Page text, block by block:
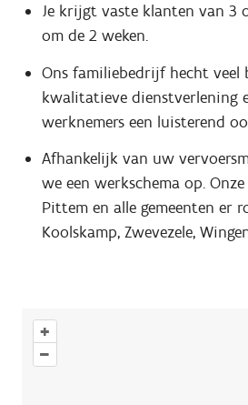
Je krijgt vaste klanten van 3
om de 2 weken.
Ons familiebedrijf hecht veel
kwalitatieve dienstverlening
werknemers een luisterend
Afhankelijk van uw
we een werkschema op.
Pittem en alle gemeenten er
Koolskamp, Zwevezele,
+
–